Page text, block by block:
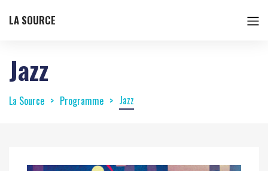
LA SOURCE
Jazz
La Source Programme Jazz